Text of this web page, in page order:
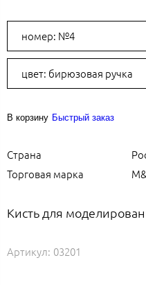
номер: №4
цвет: бирюзовая ручка
В корзину Быстрый заказ
Страна
Торговая марка
Кисть для
Артикул: 03201